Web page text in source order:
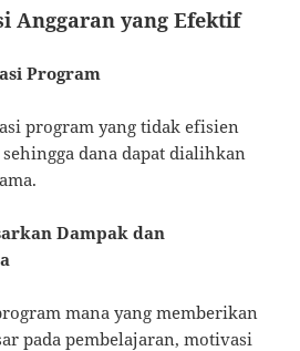
Anggaran yang Efektif
Program
program yang tidak efisien
dana dapat dialihkan
Dampak dan
mana yang memberikan
pada pembelajaran, motivasi